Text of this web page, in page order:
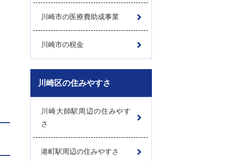
川崎市の医療費助成事業
川崎市の税金
川崎区の住みやすさ
川崎大師駅周辺の住みやす
さ
港町駅周辺の住みやすさ